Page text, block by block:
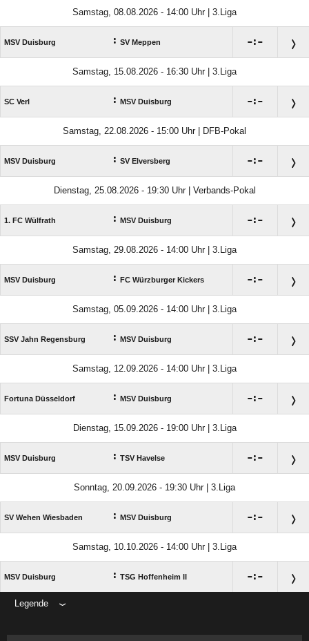
Samstag, 08.08.2026 - 14:00 Uhr | 3.Liga
MSV Duisburg : SV Meppen :
Samstag, 15.08.2026 - 16:30 Uhr | 3.Liga
SC Verl : MSV Duisburg :
Samstag, 22.08.2026 - 15:00 Uhr | DFB-Pokal
MSV Duisburg : SV Elversberg :
Dienstag, 25.08.2026 - 19:30 Uhr | Verbands-Pokal
1. FC Wülfrath : MSV Duisburg :
Samstag, 29.08.2026 - 14:00 Uhr | 3.Liga
MSV Duisburg : FC Würzburger Kickers :
Samstag, 05.09.2026 - 14:00 Uhr | 3.Liga
SSV Jahn Regensburg : MSV Duisburg :
Samstag, 12.09.2026 - 14:00 Uhr | 3.Liga
Fortuna Düsseldorf : MSV Duisburg :
Dienstag, 15.09.2026 - 19:00 Uhr | 3.Liga
MSV Duisburg : TSV Havelse :
Sonntag, 20.09.2026 - 19:30 Uhr | 3.Liga
SV Wehen Wiesbaden : MSV Duisburg :
Samstag, 10.10.2026 - 14:00 Uhr | 3.Liga
MSV Duisburg : TSG Hoffenheim II :
Legende